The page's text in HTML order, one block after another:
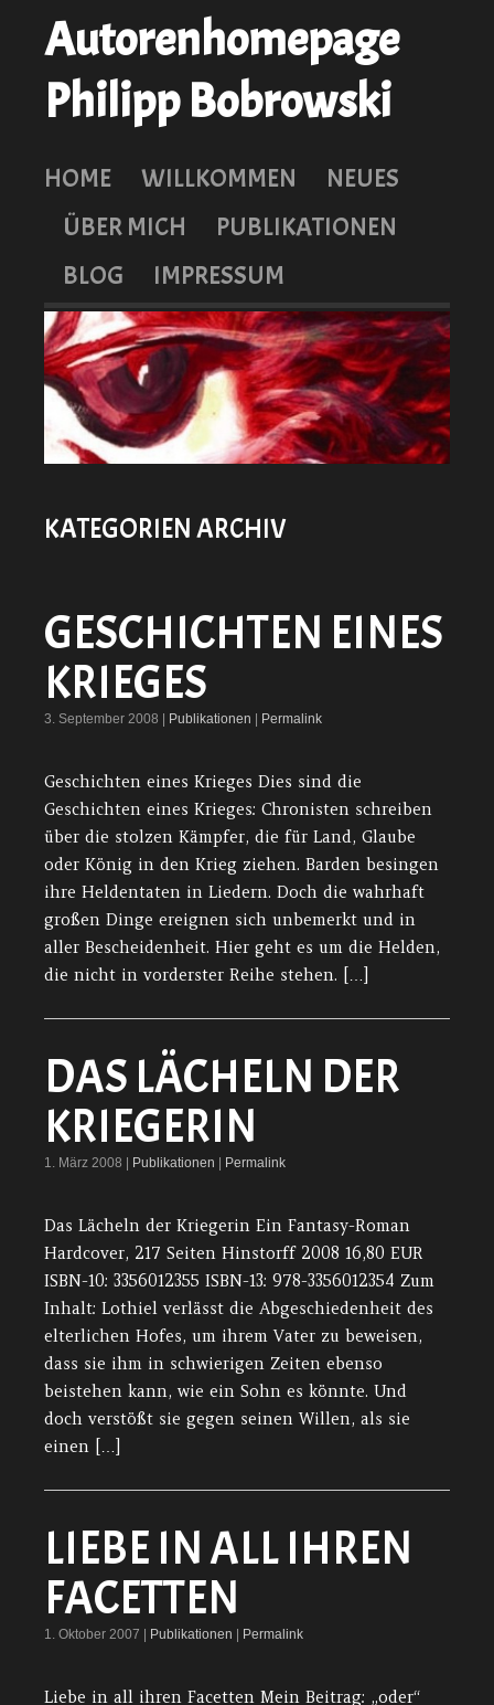
Autorenhomepage
Philipp Bobrowski
HOME WILLKOMMEN
NEUES
ÜBER MICH
PUBLIKATIONEN
BLOG
IMPRESSUM
KATEGORIEN ARCHIV
GESCHICHTEN EINES
KRIEGES
3. September 2008 | Publikationen Permalink
Geschichten eines Krieges Dies sind die
Geschichten eines Krieges: Chronisten schreiben
über die stolzen Kämpfer, die für Land, Glaube
oder König in den Krieg ziehen. Barden besingen
ihre Heldentaten in Liedern. Doch die wahrhaft
großen Dinge ereignen sich unbemerkt und in
aller Bescheidenheit. Hier geht es um die Helden,
die nicht in vorderster Reihe stehen. […]
DAS LÄCHELN DER
KRIEGERIN
1. März 2008 | Publikationen Permalink
Das Lächeln der Kriegerin Ein Fantasy-Roman
Hardcover, 217 Seiten Hinstorff 2008 16,80 EUR
ISBN-10: 3356012355 ISBN-13: 978-3356012354 Zum
Inhalt: Lothiel verlässt die Abgeschiedenheit des
elterlichen Hofes, um ihrem Vater zu beweisen,
dass sie ihm in schwierigen Zeiten ebenso
beistehen kann, wie ein Sohn es könnte. Und
doch verstößt sie gegen seinen Willen, als sie
einen […]
LIEBE IN ALL IHREN
FACETTEN
1. Oktober 2007 | Publikationen Permalink
Liebe in all ihren Facetten Mein Beitrag: „oder“